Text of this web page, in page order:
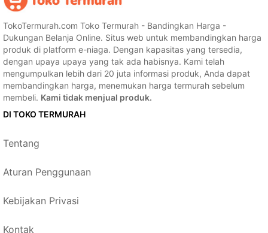
TokoTermurah.com Toko Termurah - Bandingkan Harga -
Dukungan Belanja Online. Situs web untuk membandingkan harga
produk di platform e-niaga. Dengan kapasitas yang tersedia,
dengan upaya upaya yang tak ada habisnya. Kami telah
mengumpulkan lebih dari 20 juta informasi produk, Anda dapat
membandingkan harga, menemukan harga termurah sebelum
membeli. Kami tidak menjual produk.
DI TOKO TERMURAH
Tentang
Aturan Penggunaan
Kebijakan Privasi
Kontak